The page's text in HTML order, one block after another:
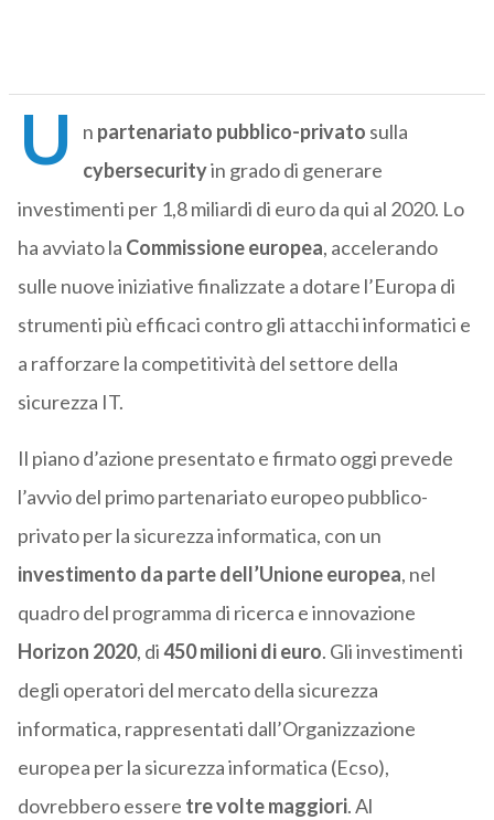
U n partenariato pubblico-privato sulla
cybersecurityin grado di generare
investimenti per 1,8 miliardi di euro da qui al 2020. Lo
ha avviato la Commissioneeuropea, accelerando
sulle nuove iniziative finalizzate a dotare l’Europa di
strumenti più efficaci contro gli attacchi informatici e
a rafforzare la competitività del settore della
sicurezza IT.
Il piano d’azione presentato e firmato oggi prevede
l’avvio del primo partenariato europeo pubblico-
privato per la sicurezza informatica, con un
investimento da parte dell’Unione europea, nel
quadro del programma di ricerca e innovazione
Horizon 2020, di450 milioni di euro. Gli investimenti
degli operatori del mercato della sicurezza
informatica, rappresentati dall’Organizzazione
europea per la sicurezza informatica (Ecso),
dovrebbero essere tre volte maggiori. Al